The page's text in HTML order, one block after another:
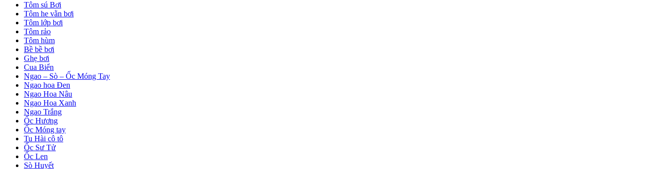
Tôm sú Bơi
Tôm he vằn bơi
Tôm lớp bơi
Tôm rảo
Tôm hùm
Bề bề bơi
Ghẹ bơi
Cua Biển
Ngao – Sò – Ốc Móng Tay
Ngao hoa Đen
Ngao Hoa Nâu
Ngao Hoa Xanh
Ngao Trắng
Ốc Hương
Ốc Móng tay
Tu Hài cô tô
Ốc Sư Tử
Ốc Len
Sò Huyết